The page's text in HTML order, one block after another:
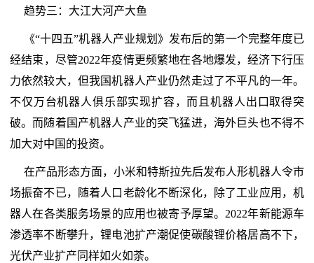
趋势三：大江大河产大鱼
《“十四五”机器人产业规划》发布后的第一个完整年度已
经结束，尽管2022年疫情更频繁地在各地爆发，经济下行压
力依然较大，但我国机器人产业仍然走过了不平凡的一年。
不仅万台机器人俱乐部实现扩容，而且机器人出口取得突
破。而随着国产机器人产业的突飞猛进，海外巨头也不得不
加大对中国的投资。
在产品形态方面，小米和特斯拉先后发布人形机器人令市
场振奋不已，随着人口老龄化不断深化，除了工业应用，机
器人在各类服务场景的应用也被寄予厚望。2022年新能源车
渗透率不断攀升，锂电池扩产潮促使碳酸锂价格居高不下，
光伏产业扩产同样如火如荼。